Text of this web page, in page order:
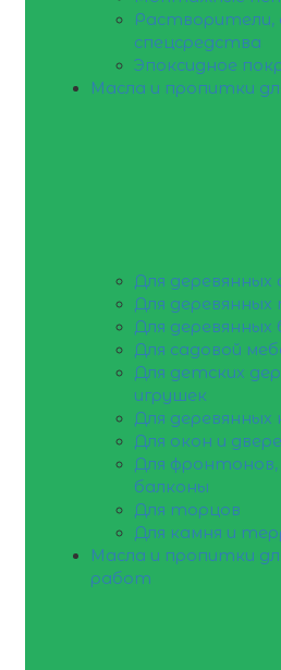
Растворители,
спецсредства
Эпоксидное
Масла и пропитки
Для деревянных
Для
Для деревянных
Для садовой
Для детских
игрушек
Для
Для окон и
Для фронтонов,
балконы
Для торцов
Для камня и
Масла и пропитки
работ